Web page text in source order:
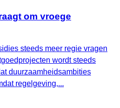
om vroege
steeds meer regie vragen
wordt steeds
duurzaamheidsambities
regelgeving,...